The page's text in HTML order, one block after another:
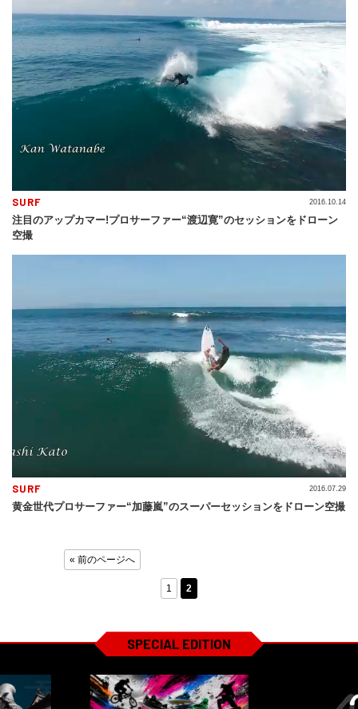
SURF
注目のアップカマー!プロサーファー“渡辺寛”のセッションをドローン
空撮
2016.10.14
SURF
黄金世代プロサーファー“加藤嵐”のスーパーセッションをドローン空撮
2016.07.29
« 前のページへ
1 2
SPECIAL EDITION